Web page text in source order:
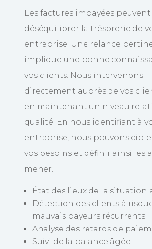
Les factures impayées peuvent
déséquilibrer la trésorerie de
entreprise. Une relance
implique une bonne
vos clients. Nous intervenons
directement auprès de vos
en maintenant un niveau
qualité. En nous identifiant à
entreprise, nous pouvons
vos besoins et définir ainsi les
mener.
État des lieux de la situation
Détection des clients à
mauvais payeurs récurrents
Analyse des retards de
Suivi de la balance âgée